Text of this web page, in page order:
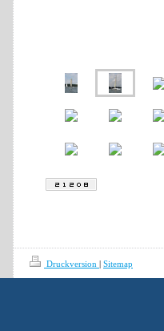
Druckversion | Sitemap